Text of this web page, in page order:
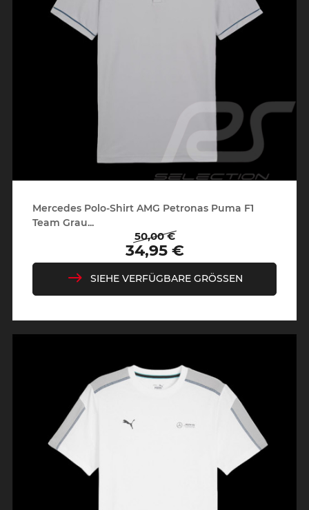
Mercedes Polo-Shirt AMG Petronas Puma F1
Team Grau...
Regulärer
Preis
50,00 €
Preis
34,95 €
SIEHE VERFÜGBARE GRÖSSEN